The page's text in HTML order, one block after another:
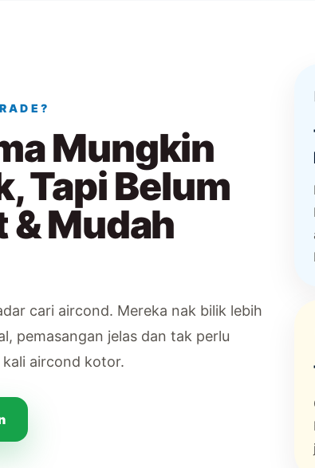
Mungkin
Tapi Belum
& Mudah
cari aircond. Mereka nak bilik lebih
pemasangan jelas dan tak perlu
aircond kotor.